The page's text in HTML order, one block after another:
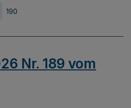
190
Nr. 189 vom